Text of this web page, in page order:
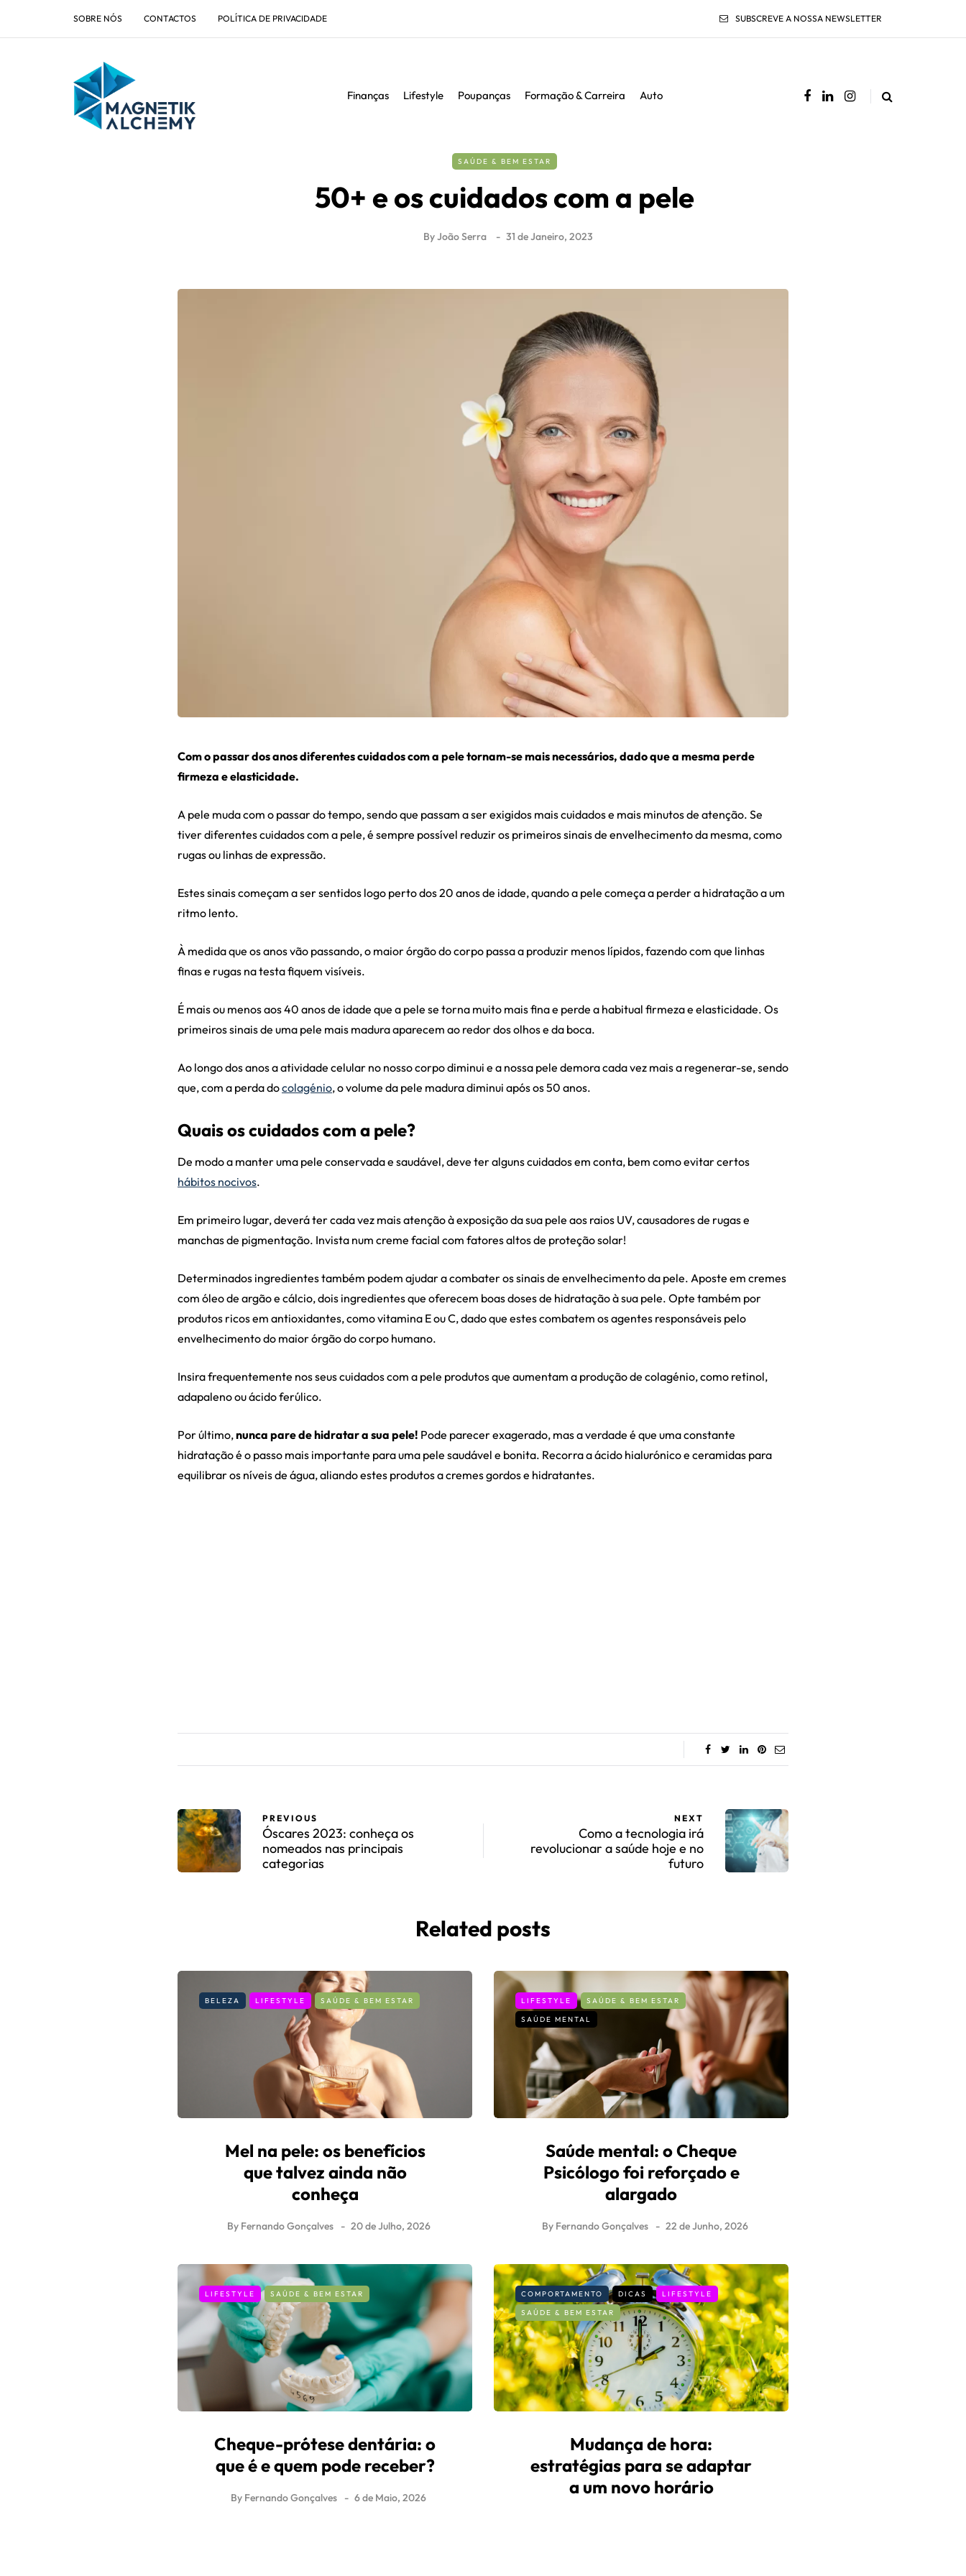
SOBRE NÓS CONTACTOS POLÍTICA DE PRIVACIDADE SUBSCREVE A NOSSA NEWSLETTER
Finanças Lifestyle Poupanças Formação & Carreira Auto
SAÚDE & BEM ESTAR
50+ e os cuidados com a pele
ByJoão Serra 31 de Janeiro, 2023
Com o passar dos anos diferentes cuidados com a pele tornam-se mais necessários, dado que a mesma perde
firmeza e elasticidade.
A pele muda com o passar do tempo, sendo que passam a ser exigidos mais cuidados e mais minutos de atenção. Se
tiver diferentes cuidados com a pele, é sempre possível reduzir os primeiros sinais de envelhecimento da mesma, como
rugas ou linhas de expressão.
Estes sinais começam a ser sentidos logo perto dos 20 anos de idade, quando a pele começa a perder a hidratação a um
ritmo lento.
À medida que os anos vão passando, o maior órgão do corpo passa a produzir menos lípidos, fazendo com que linhas
finas e rugas na testa fiquem visíveis.
É mais ou menos aos 40 anos de idade que a pele se torna muito mais fina e perde a habitual firmeza e elasticidade. Os
primeiros sinais de uma pele mais madura aparecem ao redor dos olhos e da boca.
Ao longo dos anos a atividade celular no nosso corpo diminui e a nossa pele demora cada vez mais a regenerar-se, sendo
que, com a perda docolagénio, o volume da pele madura diminui após os 50 anos.
Quais os cuidados com a pele?
De modo a manter uma pele conservada e saudável, deve ter alguns cuidados em conta, bem como evitar certos
hábitos nocivos.
Em primeiro lugar, deverá ter cada vez mais atenção à exposição da sua pele aos raios UV, causadores de rugas e
manchas de pigmentação. Invista num creme facial com fatores altos de proteção solar!
Determinados ingredientes também podem ajudar a combater os sinais de envelhecimento da pele. Aposte em cremes
com óleo de argão e cálcio, dois ingredientes que oferecem boas doses de hidratação à sua pele. Opte também por
produtos ricos em antioxidantes, como vitamina E ou C, dado que estes combatem os agentes responsáveis pelo
envelhecimento do maior órgão do corpo humano.
Insira frequentemente nos seus cuidados com a pele produtos que aumentam a produção de colagénio, como retinol,
adapaleno ou ácido ferúlico.
Por último,nunca pare de hidratar a sua pele! Pode parecer exagerado, mas a verdade é que uma constante
hidratação é o passo mais importante para uma pele saudável e bonita. Recorra a ácido hialurónico e ceramidas para
equilibrar os níveis de água, aliando estes produtos a cremes gordos e hidratantes.
PREVIOUS
Óscares 2023: conheça os
nomeados nas principais
categorias
NEXT
Como a tecnologia irá
revolucionar a saúde hoje e no
futuro
Related posts
BELEZA LIFESTYLE SAÚDE & BEM ESTAR
Mel na pele: os benefícios
que talvez ainda não
conheça
By Fernando Gonçalves 20 de Julho, 2026
LIFESTYLE
SAÚDE & BEM ESTAR
SAÚDE MENTAL
Saúde mental: o Cheque
Psicólogo foi reforçado e
alargado
By Fernando Gonçalves 22 de Junho, 2026
LIFESTYLE SAÚDE & BEM ESTAR
Cheque-prótese dentária: o
que é e quem pode receber?
By Fernando Gonçalves 6 de Maio, 2026
COMPORTAMENTO DICAS
LIFESTYLE
SAÚDE & BEM ESTAR
Mudança de hora:
estratégias para se adaptar
a um novo horário